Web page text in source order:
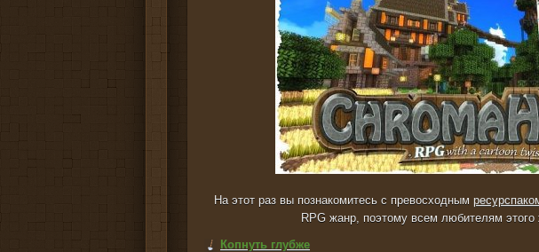
На этот раз вы познакомитесь с превосходным
RPG жанр, поэтому всем любителям
Копнуть глубже